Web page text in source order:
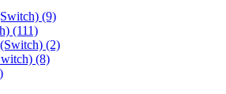
(9)
(111)
(2)
(8)